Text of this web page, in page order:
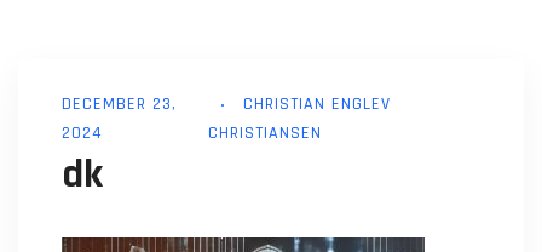
DECEMBER 23,
2024
CHRISTIAN ENGLEV
CHRISTIANSEN
dk